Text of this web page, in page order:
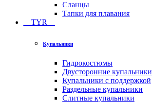
Сланцы
Тапки для плавания
TYR
Купальники
Гидрокостюмы
Двусторонние купальники
Купальники с поддержкой
Раздельные купальники
Слитные купальники